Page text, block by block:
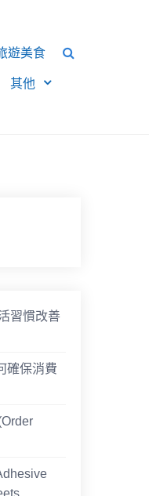
遊美食
其他
習慣改善
確保消費